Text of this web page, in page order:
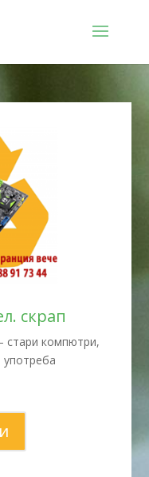
скрап
стари компютри,